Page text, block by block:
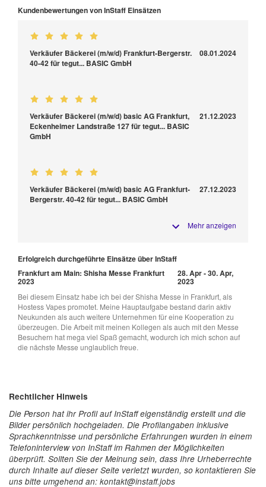
Kundenbewertungen von InStaff Einsätzen
Verkäufer Bäckerei (m/w/d) Frankfurt-Bergerstr.
40-42 für tegut... BASIC GmbH
08.01.2024
Verkäufer Bäckerei (m/w/d) basic AG Frankfurt,
Eckenheimer Landstraße 127 für tegut... BASIC
GmbH
21.12.2023
Verkäufer Bäckerei (m/w/d) basic AG Frankfurt-
Bergerstr. 40-42 für tegut... BASIC GmbH
27.12.2023
Mehr anzeigen
Erfolgreich durchgeführte Einsätze über InStaff
Frankfurt am Main: Shisha Messe Frankfurt
2023
28. Apr - 30. Apr,
2023
Bei diesem Einsatz habe ich bei der Shisha Messe in Frankfurt, als
Hostess Vapes promotet. Meine Hauptaufgabe bestand darin aktiv
Neukunden als auch weitere Unternehmen für eine Kooperation zu
überzeugen. Die Arbeit mit meinen Kollegen als auch mit den Messe
Besuchern hat mega viel Spaß gemacht, wodurch ich mich schon auf
die nächste Messe unglaublich freue.
Rechtlicher Hinweis
Die Person hat ihr Profil auf InStaff eigenständig erstellt und die
Bilder persönlich hochgeladen. Die Profilangaben inklusive
Sprachkenntnisse und persönliche Erfahrungen wurden in einem
Telefoninterview von InStaff im Rahmen der Möglichkeiten
überprüft. Sollten Sie der Meinung sein, dass Ihre Urheberrechte
durch Inhalte auf dieser Seite verletzt wurden, so kontaktieren Sie
uns bitte umgehend an: kontakt@instaff.jobs